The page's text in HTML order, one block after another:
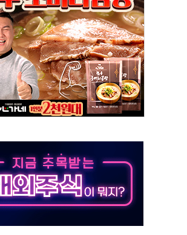
노선 다변화
대
원 할인
시
'과 상생
반 메디테크 혁신허브' 구상